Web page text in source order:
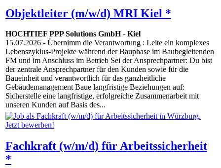
Objektleiter (m/w/d) MRI Kiel *
HOCHTIEF PPP Solutions GmbH- Kiel
15.07.2026 - Übernimm die Verantwortung : Leite ein komplexes
Lebenszyklus-Projekte während der Bauphase im Baubegleitenden
FM und im Anschluss im Betrieb Sei der Ansprechpartner: Du bist
der zentrale Ansprechpartner für den Kunden sowie für die
Baueinheit und verantwortlich für das ganzheitliche
Gebäudemanagement Baue langfristige Beziehungen auf:
Sicherstelle eine langfristige, erfolgreiche Zusammenarbeit mit
unseren Kunden auf Basis des...
Fachkraft (w/m/d) für Arbeitssicherheit
*